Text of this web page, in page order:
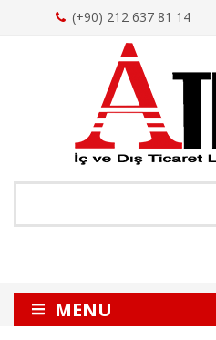
(+90) 212 637 81 14
MENU